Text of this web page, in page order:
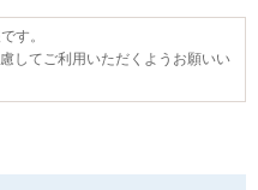
す。
してご利用いただくようお願いい